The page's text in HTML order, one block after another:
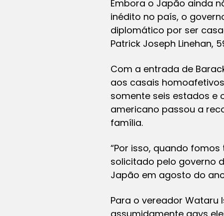
Embora o Japão ainda
inédito no país, o
diplomático por ser
Patrick Joseph Linehan,
Com a entrada de
aos casais
somente seis estados e
americano passou a
família.
“Por isso, quando
solicitado pelo governo
Japão em agosto do
Para o vereador Wataru